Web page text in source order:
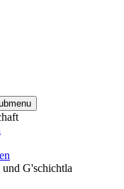
und G'schichtla